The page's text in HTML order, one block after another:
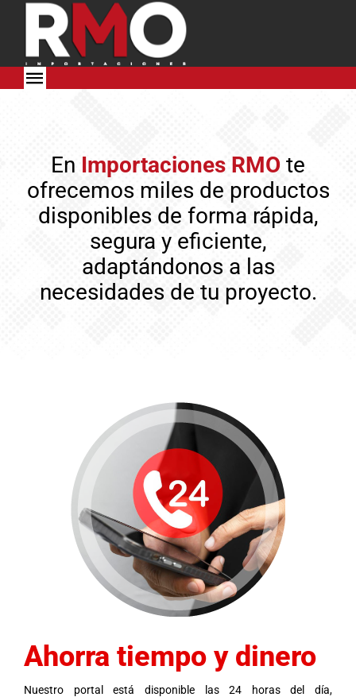
Toggle
TIENDA
SERVICIOS
SOLUCIONES
En Importaciones RMO te
ofrecemos miles de productos
disponibles de forma rápida,
segura y eficiente,
adaptándonos a las
necesidades de tu proyecto.
Ahorra tiempo y dinero
Nuestro portal está disponible las 24 horas del día,